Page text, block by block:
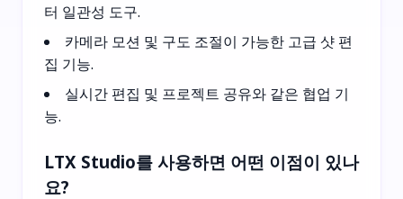
터 일관성 도구.
카메라 모션 및 구도 조절이 가능한 고급 샷 편
집 기능.
실시간 편집 및 프로젝트 공유와 같은 협업 기
능.
LTX Studio를 사용하면 어떤 이점이 있나
요?